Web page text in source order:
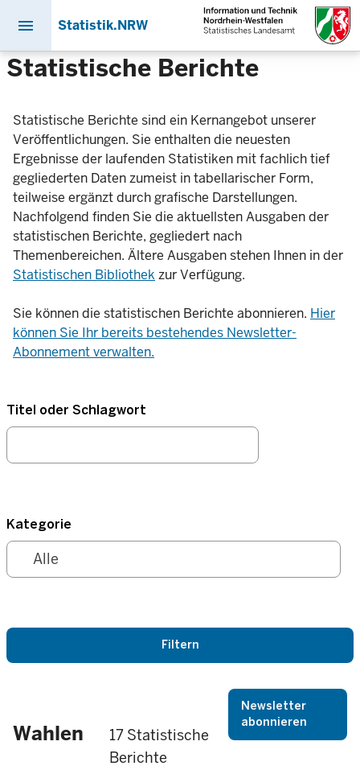
Direkt
zum
menu Statistik.NRW
Statistische Berichte
Statistische Berichte sind ein Kernangebot unserer
Veröffentlichungen. Sie enthalten die neuesten
Ergebnisse der laufenden Statistiken mit fachlich tief
gegliederten Daten zumeist in tabellarischer Form,
teilweise ergänzt durch grafische Darstellungen.
Nachfolgend finden Sie die aktuellsten Ausgaben der
statistischen Berichte, gegliedert nach
Themenbereichen. Ältere Ausgaben stehen Ihnen in der
Statistischen Bibliothek zur Verfügung.
Sie können die statistischen Berichte abonnieren. Hier
können Sie Ihr bereits bestehendes Newsletter-
Abonnement verwalten.
Titel oder Schlagwort
Kategorie
Wahlen
17 Statistische
Berichte
Newsletter
abonnieren